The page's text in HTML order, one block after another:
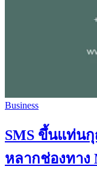
Business
SMS ขึ้นแท่น
หลากช่องทาง